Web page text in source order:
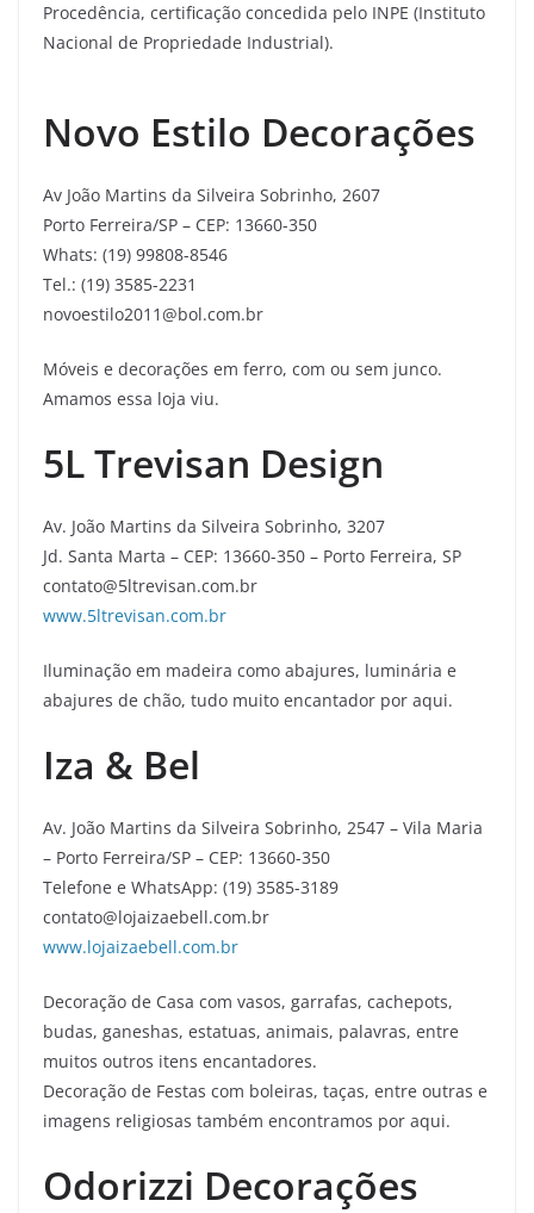
Procedência, certificação concedida pelo INPE (Instituto
Nacional de Propriedade Industrial).
Novo Estilo Decorações
Av João Martins da Silveira Sobrinho, 2607
Porto Ferreira/SP – CEP: 13660-350
Whats: (19) 99808-8546
Tel.: (19) 3585-2231
novoestilo2011@bol.com.br
Móveis e decorações em ferro, com ou sem junco.
Amamos essa loja viu.
5L Trevisan Design
Av. João Martins da Silveira Sobrinho, 3207
Jd. Santa Marta – CEP: 13660-350 – Porto Ferreira, SP
contato@5ltrevisan.com.br
www.5ltrevisan.com.br
Iluminação em madeira como abajures, luminária e
abajures de chão, tudo muito encantador por aqui.
Iza & Bel
Av. João Martins da Silveira Sobrinho, 2547 – Vila Maria
– Porto Ferreira/SP – CEP: 13660-350
Telefone e WhatsApp: (19) 3585-3189
contato@lojaizaebell.com.br
www.lojaizaebell.com.br
Decoração de Casa com vasos, garrafas, cachepots,
budas, ganeshas, estatuas, animais, palavras, entre
muitos outros itens encantadores.
Decoração de Festas com boleiras, taças, entre outras e
imagens religiosas também encontramos por aqui.
Odorizzi Decorações